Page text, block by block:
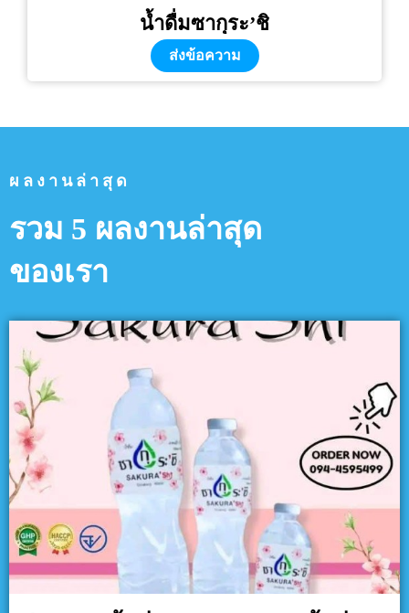
น้ำดื่มซากุระ’ชิ
ส่งข้อความ
ผลงานล่าสุด
รวม 5 ผลงานล่าสุด
ของเรา